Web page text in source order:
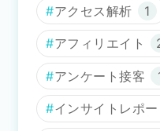
アクセス解析 1
アフィリエイト
アンケート接客
インサイトレポー